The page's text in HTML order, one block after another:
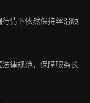
情下依然保持丝滑顺
律规范，保障服务长